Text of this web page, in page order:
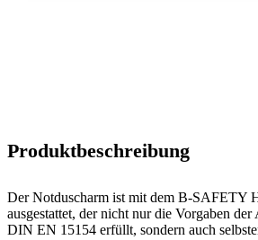
Produktbeschreibung
Der Notduscharm ist mit dem B-SAFETY
ausgestattet, der nicht nur die Vorgaben
DIN EN 15154 erfüllt, sondern auch